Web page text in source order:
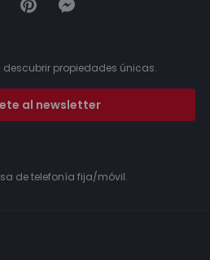
descubrir propiedades únicas.
al newsletter
de telefonía fija/móvil.